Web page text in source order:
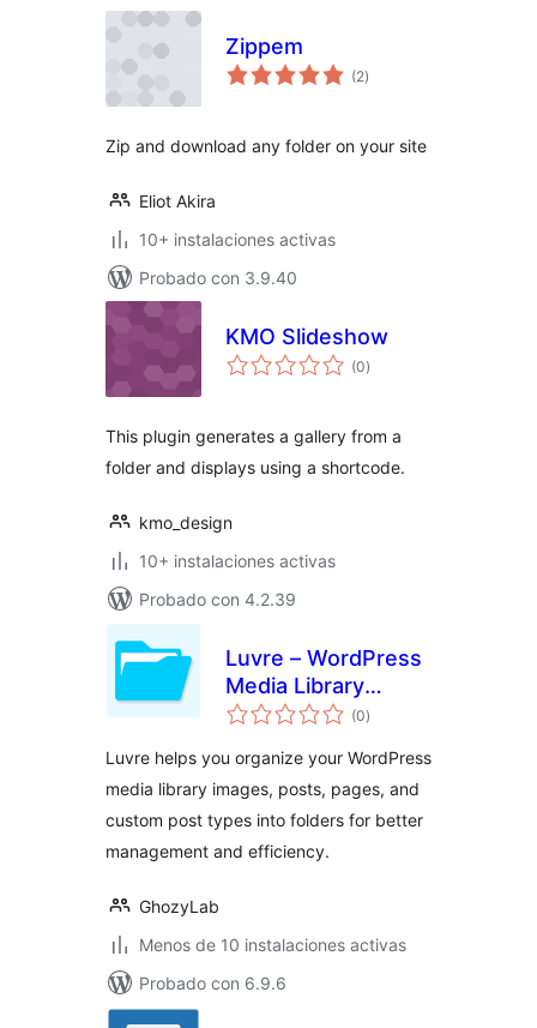
Zippem
(2evaluación
total
)
Zip and download any folder on your site
Eliot Akira
10+ instalaciones activas
Probado con 3.9.40
KMO Slideshow
(0evaluación
total
)
This plugin generates a gallery from a
folder and displays using a shortcode.
kmo_design
10+ instalaciones activas
Probado con 4.2.39
Luvre – WordPress
Media Library
Folders
(0evaluación
total
)
Luvre helps you organize your WordPress
media library images, posts, pages, and
custom post types into folders for better
management and efficiency.
GhozyLab
Menos de 10 instalaciones activas
Probado con 6.9.6